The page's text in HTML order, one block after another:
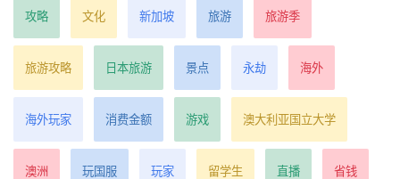
攻略 文化 新加坡 旅游 旅游季
旅游攻略 日本旅游 景点 永劫 海外
海外玩家 消费金额 游戏 澳大利亚国立大学
澳洲 玩国服 玩家 留学生 直播 省钱